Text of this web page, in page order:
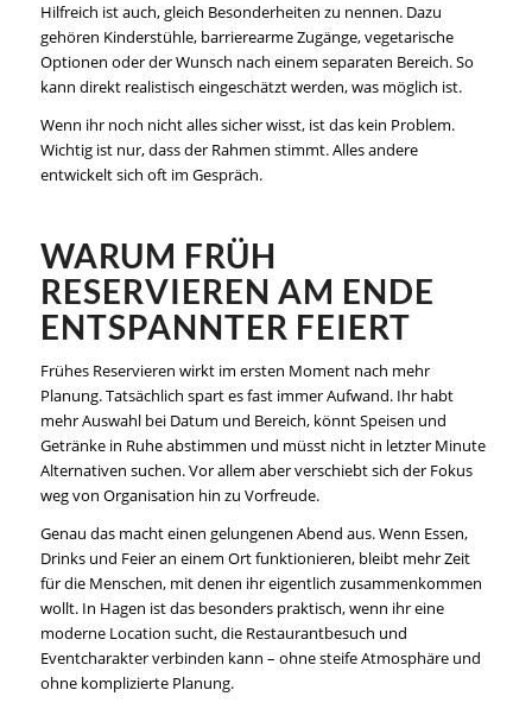
Hilfreich ist auch, gleich Besonderheiten zu nennen. Dazu
gehören Kinderstühle, barrierearme Zugänge, vegetarische
Optionen oder der Wunsch nach einem separaten Bereich. So
kann direkt realistisch eingeschätzt werden, was möglich ist.
Wenn ihr noch nicht alles sicher wisst, ist das kein Problem.
Wichtig ist nur, dass der Rahmen stimmt. Alles andere
entwickelt sich oft im Gespräch.
WARUM FRÜH
RESERVIEREN AM ENDE
ENTSPANNTER FEIERT
Frühes Reservieren wirkt im ersten Moment nach mehr
Planung. Tatsächlich spart es fast immer Aufwand. Ihr habt
mehr Auswahl bei Datum und Bereich, könnt Speisen und
Getränke in Ruhe abstimmen und müsst nicht in letzter Minute
Alternativen suchen. Vor allem aber verschiebt sich der Fokus
weg von Organisation hin zu Vorfreude.
Genau das macht einen gelungenen Abend aus. Wenn Essen,
Drinks und Feier an einem Ort funktionieren, bleibt mehr Zeit
für die Menschen, mit denen ihr eigentlich zusammenkommen
wollt. In Hagen ist das besonders praktisch, wenn ihr eine
moderne Location sucht, die Restaurantbesuch und
Eventcharakter verbinden kann – ohne steife Atmosphäre und
ohne komplizierte Planung.